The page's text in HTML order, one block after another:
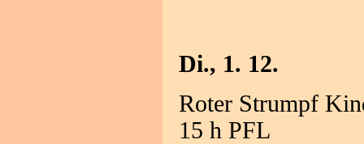
Di., 1. 12.
Roter Strumpf
15 h PFL